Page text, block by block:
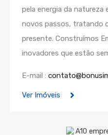
pela energia da
novos passos, tratando
presente. Construímos
inovadores que estão
E-mail :
Ver Imóveis